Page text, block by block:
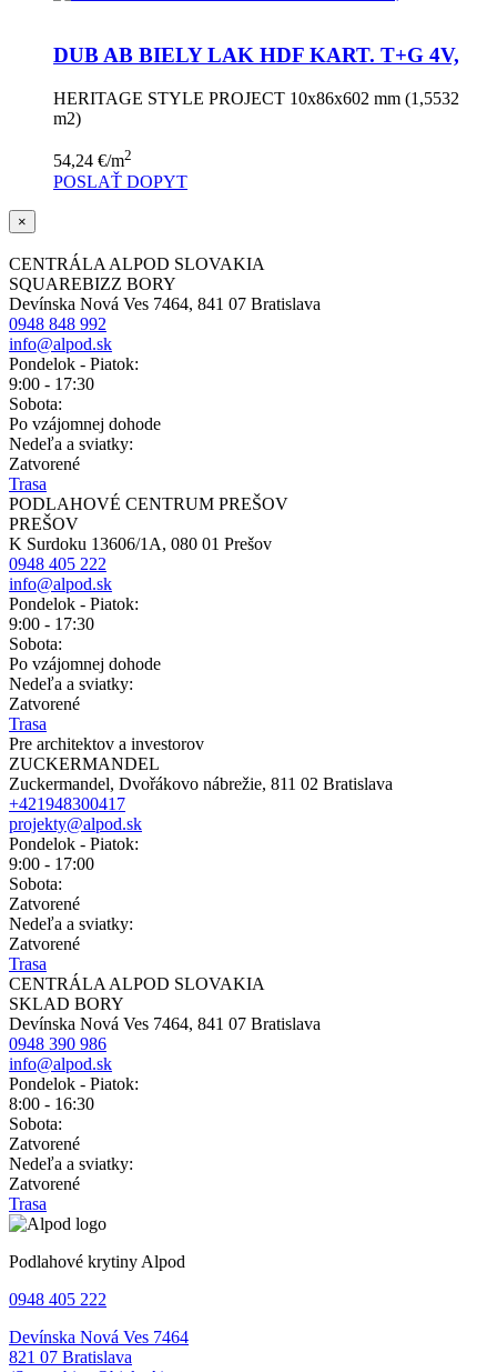
DUB AB BIELY LAK HDF KART. T+G 4V,
HERITAGE STYLE PROJECT 10x86x602 mm (1,5532
m2)
54,24 €/m2
POSLAŤ DOPYT
×
CENTRÁLA ALPOD SLOVAKIA
SQUAREBIZZ BORY
Devínska Nová Ves 7464, 841 07 Bratislava
0948 848 992
info@alpod.sk
Pondelok - Piatok:
9:00 - 17:30
Sobota:
Po vzájomnej dohode
Nedeľa a sviatky:
Zatvorené
Trasa
PODLAHOVÉ CENTRUM PREŠOV
PREŠOV
K Surdoku 13606/1A, 080 01 Prešov
0948 405 222
info@alpod.sk
Pondelok - Piatok:
9:00 - 17:30
Sobota:
Po vzájomnej dohode
Nedeľa a sviatky:
Zatvorené
Trasa
Pre architektov a investorov
ZUCKERMANDEL
Zuckermandel, Dvořákovo nábrežie, 811 02 Bratislava
+421948300417
projekty@alpod.sk
Pondelok - Piatok:
9:00 - 17:00
Sobota:
Zatvorené
Nedeľa a sviatky:
Zatvorené
Trasa
CENTRÁLA ALPOD SLOVAKIA
SKLAD BORY
Devínska Nová Ves 7464, 841 07 Bratislava
0948 390 986
info@alpod.sk
Pondelok - Piatok:
8:00 - 16:30
Sobota:
Zatvorené
Nedeľa a sviatky:
Zatvorené
Trasa
Podlahové krytiny Alpod
0948 405 222
Devínska Nová Ves 7464
821 07 Bratislava